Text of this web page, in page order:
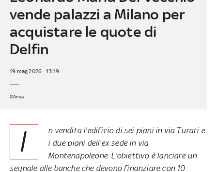
vende palazzi a Milano per
acquistare le quote di
Delfin
19 mag 2026 - 13:19
©Ansa
I
n vendita l'edificio di sei piani in via Turati e
i due piani dell'ex sede in via
Montenapoleone. L'obiettivo è lanciare un
segnale alle banche che devono finanziare con 10